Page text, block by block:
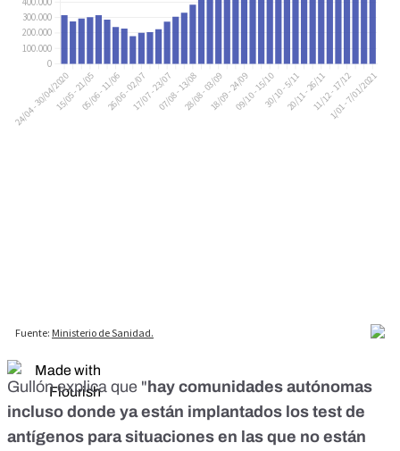
Gullón explica que " hay comunidades autónomas
incluso donde ya están implantados los test de
antígenos para situaciones en las que no están